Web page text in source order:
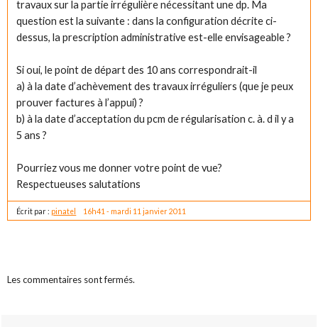
travaux sur la partie irrégulière nécessitant une dp. Ma
question est la suivante : dans la configuration décrite ci-
dessus, la prescription administrative est-elle envisageable ?
Si oui, le point de départ des 10 ans correspondrait-il
a) à la date d’achèvement des travaux irréguliers (que je peux
prouver factures à l’appui) ?
b) à la date d’acceptation du pcm de régularisation c. à. d il y a
5 ans ?
Pourriez vous me donner votre point de vue?
Respectueuses salutations
Écrit par : pinatel 16h41 - mardi 11 janvier 2011
Les commentaires sont fermés.